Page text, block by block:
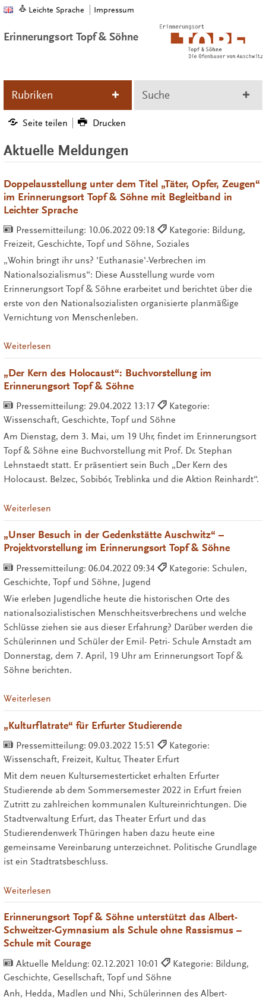
Leichte Sprache Impressum
Erinnerungsort Topf & Söhne
Rubriken Suche
Seite teilen Drucken
Aktuelle Meldungen
Doppelausstellung unter dem Titel „Täter, Opfer, Zeugen“
im Erinnerungsort Topf & Söhne mit Begleitband in
Leichter Sprache
Pressemitteilung: 10.06.2022 09:18
Kategorie: Bildung,
Freizeit, Geschichte, Topf und Söhne, Soziales
„Wohin bringt ihr uns? 'Euthanasie'-Verbrechen im
Nationalsozialismus“: Diese Ausstellung wurde vom
Erinnerungsort Topf & Söhne erarbeitet und berichtet über die
erste von den Nationalsozialisten organisierte planmäßige
Vernichtung von Menschenleben.
Weiterlesen
„Der Kern des Holocaust“: Buchvorstellung im
Erinnerungsort Topf & Söhne
Pressemitteilung: 29.04.2022 13:17
Kategorie:
Wissenschaft, Geschichte, Topf und Söhne
Am Dienstag, dem 3. Mai, um 19 Uhr, findet im Erinnerungsort
Topf & Söhne eine Buchvorstellung mit Prof. Dr. Stephan
Lehnstaedt statt. Er präsentiert sein Buch „Der Kern des
Holocaust. Belzec, Sobibór, Treblinka und die Aktion Reinhardt“.
Weiterlesen
„Unser Besuch in der Gedenkstätte Auschwitz“ –
Projektvorstellung im Erinnerungsort Topf & Söhne
Pressemitteilung: 06.04.2022 09:34
Kategorie: Schulen,
Geschichte, Topf und Söhne, Jugend
Wie erleben Jugendliche heute die historischen Orte des
nationalsozialistischen Menschheitsverbrechens und welche
Schlüsse ziehen sie aus dieser Erfahrung? Darüber werden die
Schülerinnen und Schüler der Emil- Petri- Schule Arnstadt am
Donnerstag, dem 7. April, 19 Uhr am Erinnerungsort Topf &
Söhne berichten.
Weiterlesen
„Kulturflatrate“ für Erfurter Studierende
Pressemitteilung: 09.03.2022 15:51
Kategorie:
Wissenschaft, Freizeit, Kultur, Theater Erfurt
Mit dem neuen Kultursemesterticket erhalten Erfurter
Studierende ab dem Sommersemester 2022 in Erfurt freien
Zutritt zu zahlreichen kommunalen Kultureinrichtungen. Die
Stadtverwaltung Erfurt, das Theater Erfurt und das
Studierendenwerk Thüringen haben dazu heute eine
gemeinsame Vereinbarung unterzeichnet. Politische Grundlage
ist ein Stadtratsbeschluss.
Weiterlesen
Erinnerungsort Topf & Söhne unterstützt das Albert-
Schweitzer-Gymnasium als Schule ohne Rassismus –
Schule mit Courage
Aktuelle Meldung: 02.12.2021 10:01
Kategorie: Bildung,
Geschichte, Gesellschaft, Topf und Söhne
Anh, Hedda, Madlen und Nhi, Schülerinnen des Albert-